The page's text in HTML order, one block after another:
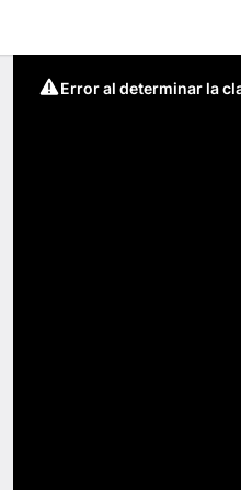
Error al determinar la